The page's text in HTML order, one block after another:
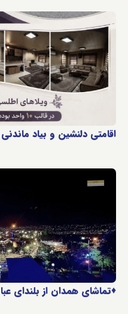
اقامتی دلنشین و بیاد
♦️تماشای همدان از بلندای